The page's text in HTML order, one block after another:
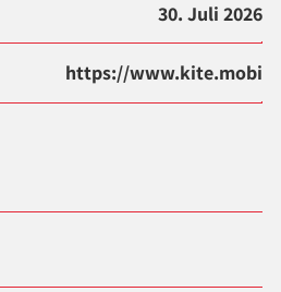
30. Juli 2026
https://www.kite.mobi